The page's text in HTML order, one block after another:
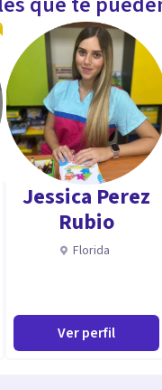
Jessica Perez
Rubio
Florida
Ver perfil